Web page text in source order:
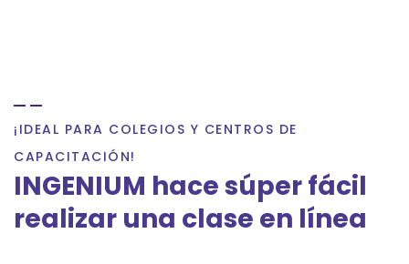
¡IDEAL PARA COLEGIOS Y CENTROS DE
CAPACITACIÓN!
INGENIUM hace súper fácil
realizar una clase en línea